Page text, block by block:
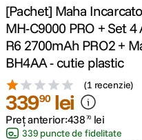
5. lavaliera
6. canon sx740 hs
7. card memorie
8. sony fx
[Pachet] Maha
MH-C9000 PRO + Set
R6 2700mAh PRO2 +
BH4AA - cutie plastic
(1 recenzie)
33990 lei
Preț anterior:438 70 lei
339 puncte de fidelitate